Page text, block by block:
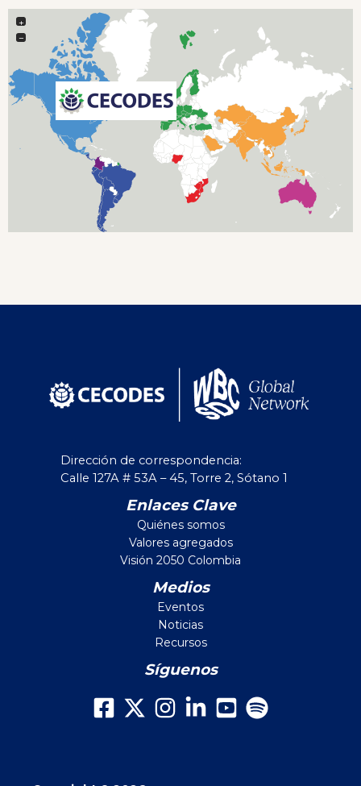
+
−
Dirección de correspondencia:
Calle 127A # 53A – 45, Torre 2, Sótano 1
Enlaces Clave
Quiénes somos
Valores agregados
Visión 2050 Colombia
Medios
Eventos
Noticias
Recursos
Síguenos